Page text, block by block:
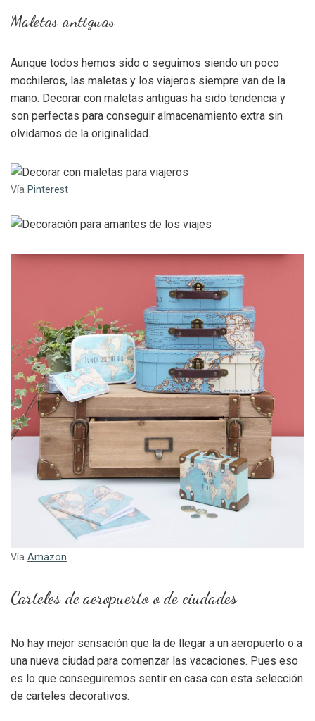
Maletas antiguas
Aunque todos hemos sido o seguimos siendo un poco
mochileros, las maletas y los viajeros siempre van de la
mano. Decorar con maletas antiguas ha sido tendencia y
son perfectas para conseguir almacenamiento extra sin
olvidarnos de la originalidad.
Vía Pinterest
Vía Amazon
Carteles de aeropuerto o de ciudades
No hay mejor sensación que la de llegar a un aeropuerto o a
una nueva ciudad para comenzar las vacaciones. Pues eso
es lo que conseguiremos sentir en casa con esta selección
de carteles decorativos.